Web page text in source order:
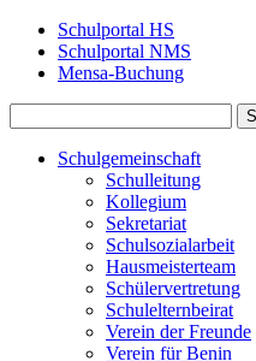
Schulportal HS
Schulportal NMS
Mensa‑Buchung
Schulgemeinschaft
Schulleitung
Kollegium
Sekretariat
Schulsozialarbeit
Hausmeisterteam
Schülervertretung
Schulelternbeirat
Verein der Freunde
Verein für Benin